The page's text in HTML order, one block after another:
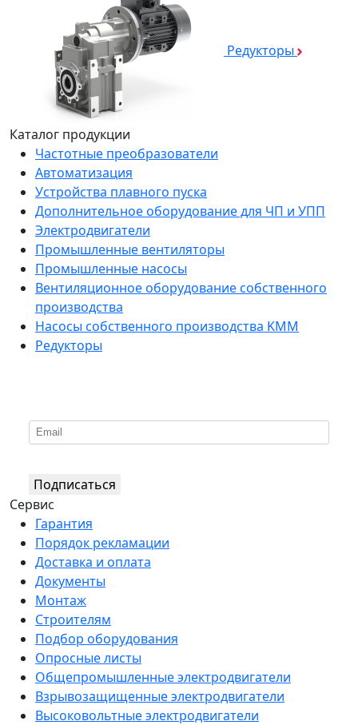
Редукторы
Каталог продукции
Частотные преобразователи
Автоматизация
Устройства плавного пуска
Дополнительное оборудование для ЧП и УПП
Электродвигатели
Промышленные вентиляторы
Промышленные насосы
Вентиляционное оборудование собственного
производства
Насосы собственного производства KMM
Редукторы
Подписаться
Сервис
Гарантия
Порядок рекламации
Доставка и оплата
Документы
Монтаж
Строителям
Подбор оборудования
Опросные листы
Общепромышленные электродвигатели
Взрывозащищенные электродвигатели
Высоковольтные электродвигатели